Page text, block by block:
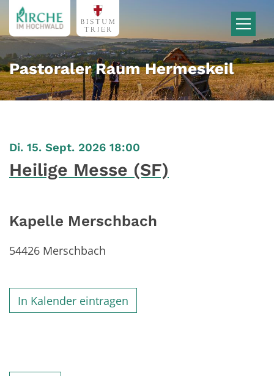
Zum Inhalt springen
Pastoraler Raum Hermeskeil
Di. 15. Sept. 2026 18:00
Heilige Messe (SF)
Kapelle Merschbach
54426 Merschbach
In Kalender eintragen